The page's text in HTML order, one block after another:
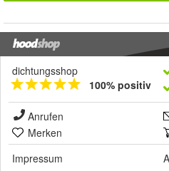
dichtungsshop
100% positiv
Anrufen
Merken
Impressum